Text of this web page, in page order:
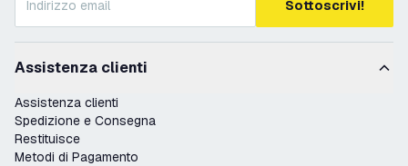
Sottoscrivi!
Assistenza clienti
Assistenza clienti
Spedizione e Consegna
Restituisce
Metodi di Pagamento